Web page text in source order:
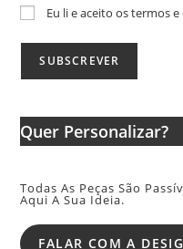
Eu li e aceito os termos
Quer Personalizar?
Todas As Peças São
Aqui A Sua Ideia.
FALAR COM A